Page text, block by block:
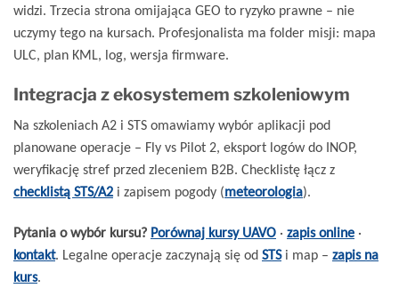
widzi. Trzecia strona omijająca GEO to ryzyko prawne – nie
uczymy tego na kursach. Profesjonalista ma folder misji: mapa
ULC, plan KML, log, wersja firmware.
Integracja z ekosystemem szkoleniowym
Na szkoleniach A2 i STS omawiamy wybór aplikacji pod
planowane operacje – Fly vs Pilot 2, eksport logów do INOP,
weryfikację stref przed zleceniem B2B. Checklistę łącz z
checklistą STS/A2 i zapisem pogody (meteorologia).
Pytania o wybór kursu? Porównaj kursy UAVO · zapis online ·
kontakt. Legalne operacje zaczynają się od STSi map – zapis na
kurs.